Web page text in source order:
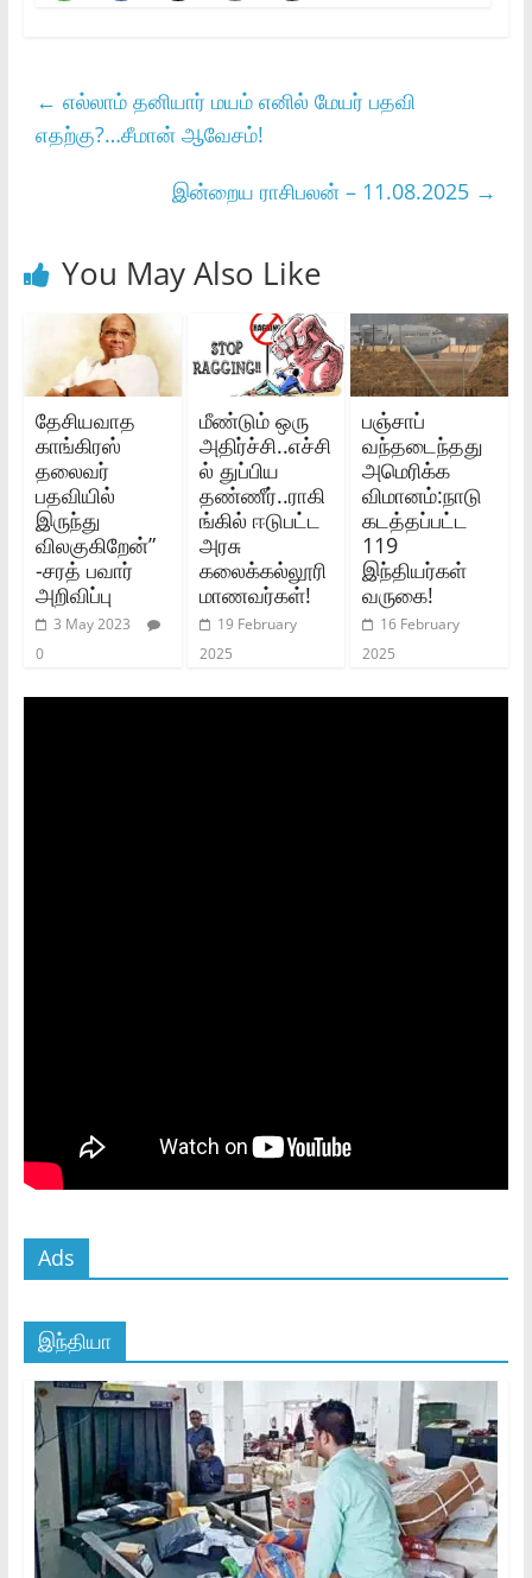
← எல்லாம் தனியார் மயம் எனில் மேயர் பதவி
எதற்கு?…சீமான் ஆவேசம்!
இன்றைய ராசிபலன் – 11.08.2025 →
You May Also Like
தேசியவாத
காங்கிரஸ்
தலைவர்
பதவியில்
இருந்து
விலகுகிறேன்”
-சரத் பவார்
அறிவிப்பு
3 May 2023
0
மீண்டும் ஒரு
அதிர்ச்சி..எச்சி
ல் துப்பிய
தண்ணீர்..ராகி
ங்கில் ஈடுபட்ட
அரசு
கலைக்கல்லூரி
மாணவர்கள்!
19 February
2025
பஞ்சாப்
வந்தடைந்தது
அமெரிக்க
விமானம்:நாடு
கடத்தப்பட்ட
119
இந்தியர்கள்
வருகை!
16 February
2025
Ads
இந்தியா